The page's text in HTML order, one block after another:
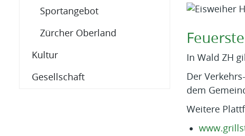
Sportangebot
Zürcher Oberland
Kultur
Gesellschaft
In Wald ZH
Der
dem
Weitere